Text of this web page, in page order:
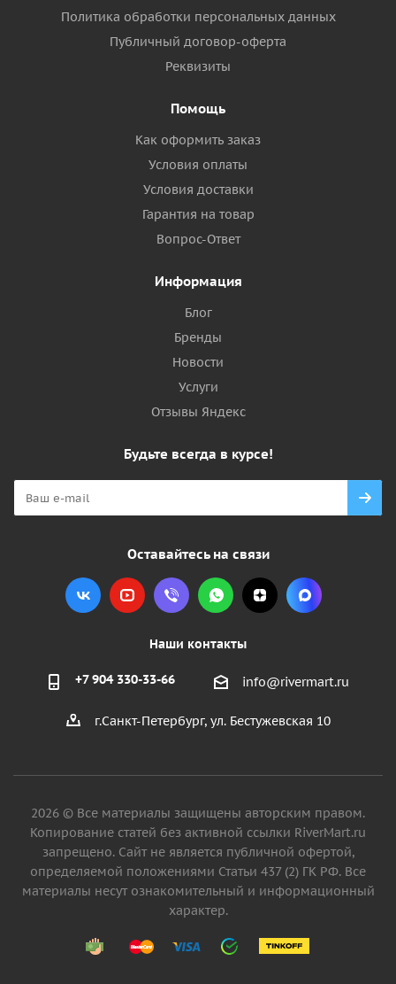
Политика обработки персональных данных
Публичный договор-оферта
Реквизиты
Помощь
Как оформить заказ
Условия оплаты
Условия доставки
Гарантия на товар
Вопрос-Ответ
Информация
Блог
Бренды
Новости
Услуги
Отзывы Яндекс
Будьте всегда в курсе!
Оставайтесь на связи
Наши контакты
+7 904 330-33-66 info@rivermart.ru
г.Санкт-Петербург, ул. Бестужевская 10
2026 © Все материалы защищены авторским правом.
Копирование статей без активной ссылки RiverMart.ru
запрещено. Сайт не является публичной офертой,
определяемой положениями Статьи 437 (2) ГК РФ. Все
материалы несут ознакомительный и информационный
характер.